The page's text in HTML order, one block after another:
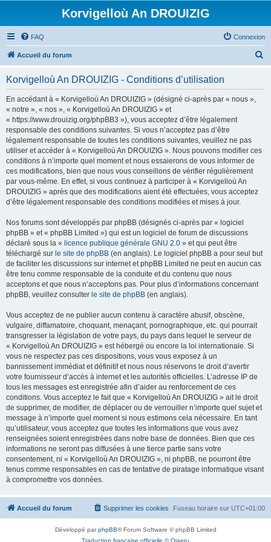
Korvigelloù An DROUIZIG
FAQ Connexion
Accueil du forum
Korvigelloù An DROUIZIG - Conditions d’utilisation
En accédant à « Korvigelloù An DROUIZIG » (désigné ci-après par « nous »,
« notre », « nos », « Korvigelloù An DROUIZIG » et
« https://www.drouizig.org/phpBB3 »), vous acceptez d’être légalement
responsable des conditions suivantes. Si vous n’acceptez pas d’être
légalement responsable de toutes les conditions suivantes, veuillez ne pas
utiliser et accéder à « Korvigelloù An DROUIZIG ». Nous pouvons modifier ces
conditions à n’importe quel moment et nous essaierons de vous informer de
ces modifications, bien que nous vous conseillons de vérifier régulièrement
par vous-même. En effet, si vous continuez à participer à « Korvigelloù An
DROUIZIG » après que des modifications aient été effectuées, vous acceptez
d’être légalement responsable des conditions modifiées et mises à jour.
Nos forums sont développés par phpBB (désignés ci-après par « logiciel
phpBB » et « phpBB Limited ») qui est un logiciel de forum de discussions
déclaré sous la « licence publique générale GNU 2.0 » et qui peut être
téléchargé sur le site de phpBB (en anglais). Le logiciel phpBB a pour seul but
de faciliter les discussions sur internet et phpBB Limited ne peut en aucun cas
être tenu comme responsable de la conduite et du contenu que nous
acceptons et que nous n’acceptons pas. Pour plus d’informations concernant
phpBB, veuillez consulter le site de phpBB (en anglais).
Vous acceptez de ne publier aucun contenu à caractère abusif, obscène,
vulgaire, diffamatoire, choquant, menaçant, pornographique, etc. qui pourrait
transgresser la législation de votre pays, du pays dans lequel le serveur de
« Korvigelloù An DROUIZIG » est hébergé ou encore la loi internationale. Si
vous ne respectez pas ces dispositions, vous vous exposez à un
bannissement immédiat et définitif et nous nous réservons le droit d’avertir
votre fournisseur d’accès à internet et les autorités officielles. L’adresse IP de
tous les messages est enregistrée afin d’aider au renforcement de ces
conditions. Vous acceptez le fait que « Korvigelloù An DROUIZIG » ait le droit
de supprimer, de modifier, de déplacer ou de verrouiller n’importe quel sujet et
message à n’importe quel moment si nous estimons cela nécessaire. En tant
qu’utilisateur, vous acceptez que toutes les informations que vous avez
renseignées soient enregistrées dans notre base de données. Bien que ces
informations ne seront pas diffusées à une tierce partie sans votre
consentement, ni « Korvigelloù An DROUIZIG », ni phpBB, ne pourront être
tenus comme responsables en cas de tentative de piratage informatique visant
à compromettre vos données.
Accueil du forum Fuseau horaire sur UTC+01:00
Supprimer les cookies
Développé parphpBB® Forum Software © phpBB Limited
Traduction française officielle ©Qiaeru